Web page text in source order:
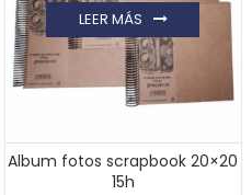
Album fotos scrapbook 20×20
15h
LEER MÁS